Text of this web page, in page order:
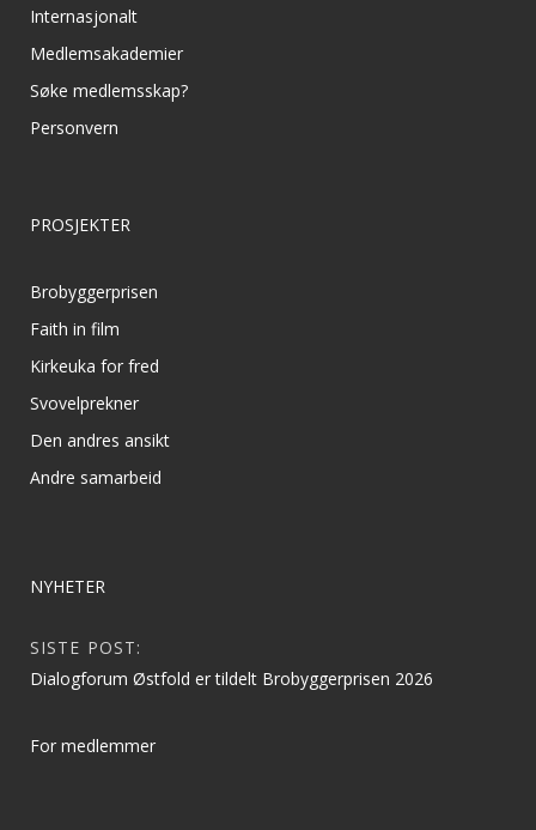
Internasjonalt
Medlemsakademier
Søke medlemsskap?
Personvern
PROSJEKTER
Brobyggerprisen
Faith in film
Kirkeuka for fred
Svovelprekner
Den andres ansikt
Andre samarbeid
NYHETER
SISTE POST:
Dialogforum Østfold er tildelt Brobyggerprisen 2026
For medlemmer